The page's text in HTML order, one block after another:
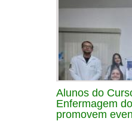
Alunos do
Enfermagem
promovem